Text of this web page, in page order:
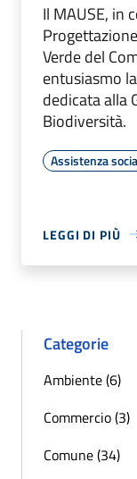
Il MAUSE, in
Verde del
entusiasmo
dedicata alla
Biodiversità.
Assistenza
LEGGI DI PIÙ
Categorie
Ambiente (6)
Commercio (3)
Comune (34)